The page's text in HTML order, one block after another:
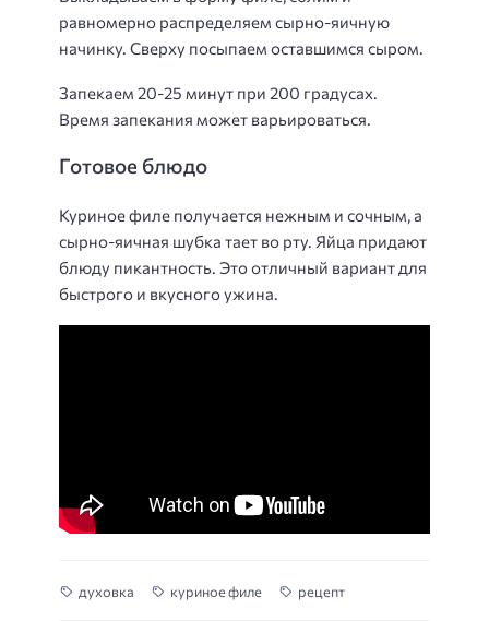
равномерно распределяем сырно-яичную
начинку. Сверху посыпаем оставшимся сыром.
Запекаем 20-25 минут при 200 градусах.
Время запекания может варьироваться.
Готовое блюдо
Куриное филе получается нежным и сочным, а
сырно-яичная шубка тает во рту. Яйца придают
блюду пикантность. Это отличный вариант для
быстрого и вкусного ужина.
духовка куриное филе рецепт